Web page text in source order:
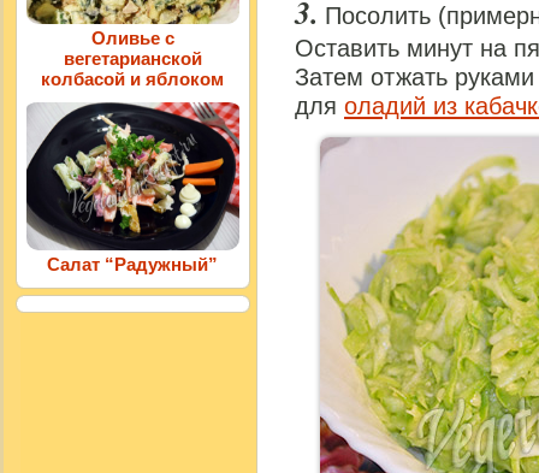
Посолить
Оставить минут на
Затем отжать
для оладий из
Оливье с
вегетарианской
колбасой и яблоком
Салат “Радужный”